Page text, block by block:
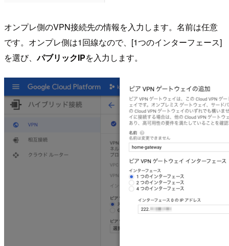
オンプレ側のVPN接続先の情報を入力します。名前は任意
です。オンプレ側は1回線なので、[1つのインターフェース]
を選び、パブリックIPを入力します。